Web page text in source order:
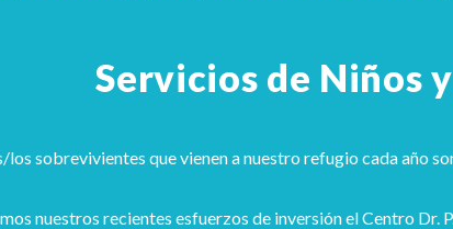
Servicios de Niños
sobrevivientes que vienen a nuestro refugio cada año
nuestros recientes esfuerzos de inversión el Centro Dr.